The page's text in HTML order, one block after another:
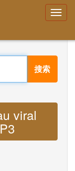
搜索
viral